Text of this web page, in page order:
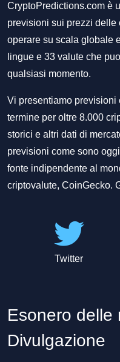
CryptoPredictions.com è
previsioni sui prezzi delle
operare su scala globale
lingue e 33 valute che
qualsiasi momento.
Vi presentiamo previsioni
termine per oltre 8.000
storici e altri dati di
previsioni come sono
fonte indipendente al
criptovalute, CoinGecko.
Twitter
Esonero delle
Divulgazione